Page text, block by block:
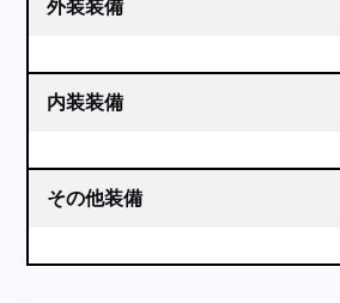
外装装備
内装装備
その他装備